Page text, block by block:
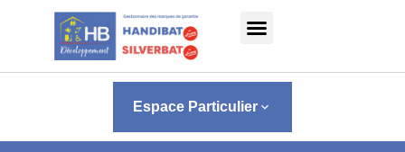
Espace Particulier keyboard_arrow_down